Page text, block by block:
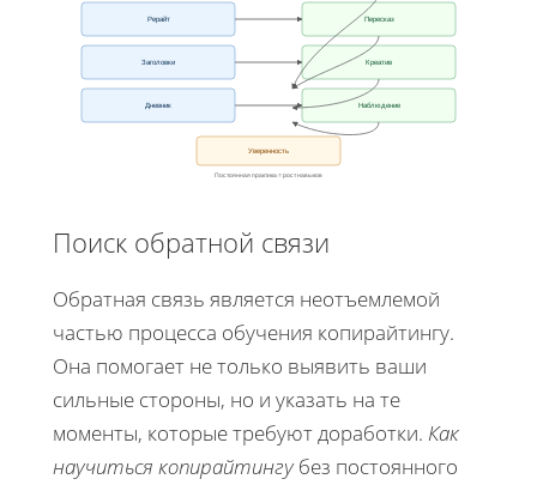
Рерайт
Заголовки
Дневник
Пересказ
Креатив
Наблюдение
Уверенность
Постоянная практика = рост навыков
Поиск обратной связи
Обратная связь является неотъемлемой
частью процесса обучения копирайтингу.
Она помогает не только выявить ваши
сильные стороны, но и указать на те
моменты, которые требуют доработки. Как
научиться копирайтингубез постоянного